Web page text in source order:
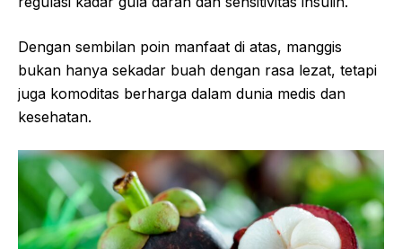
Dengan sembilan poin manfaat di atas, manggis
bukan hanya sekadar buah dengan rasa lezat, tetapi
juga komoditas berharga dalam dunia medis dan
kesehatan.